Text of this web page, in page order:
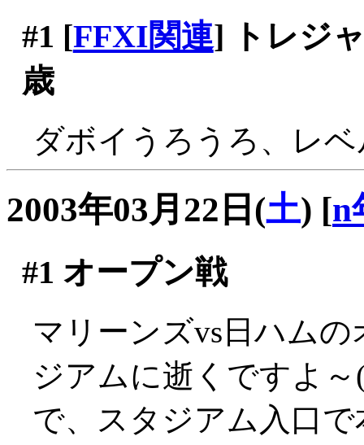
#1 [FFXI関連] トレジ
歳
ダボイうろうろ、レ
2003年03月22日(土) [n
#1 オープン戦
マリーンズvs日ハム
ジアムに逝くですよ
で、スタジアム入口